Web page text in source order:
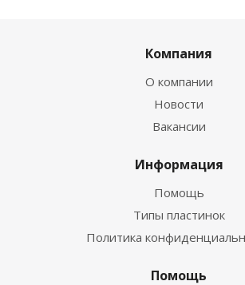
Компания
О компании
Новости
Вакансии
Информация
Помощь
Типы пластинок
Политика
Помощь